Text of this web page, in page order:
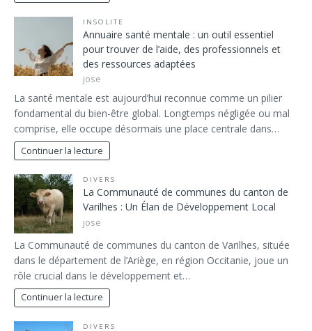
INSOLITE
Annuaire santé mentale : un outil essentiel
pour trouver de l’aide, des professionnels et
des ressources adaptées
jose
La santé mentale est aujourd’hui reconnue comme un pilier
fondamental du bien-être global. Longtemps négligée ou mal
comprise, elle occupe désormais une place centrale dans…
Continuer la lecture
DIVERS
La Communauté de communes du canton de
Varilhes : Un Élan de Développement Local
jose
La Communauté de communes du canton de Varilhes, située
dans le département de l’Ariège, en région Occitanie, joue un
rôle crucial dans le développement et…
Continuer la lecture
DIVERS